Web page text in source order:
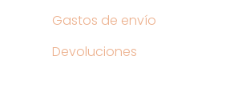
Gastos de envío
Devoluciones